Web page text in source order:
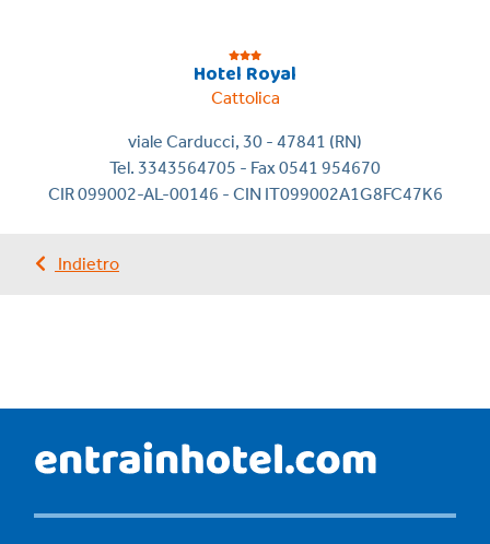
Hotel Royal
Cattolica
viale Carducci, 30 - 47841 (RN)
Tel. 3343564705 - Fax 0541 954670
CIR 099002-AL-00146 - CIN IT099002A1G8FC47K6
Indietro